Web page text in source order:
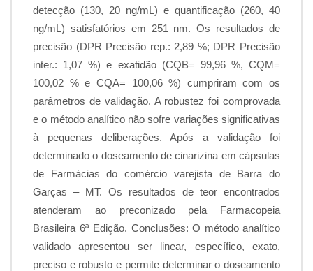
detecção (130, 20 ng/mL) e quantificação (260, 40
ng/mL) satisfatórios em 251 nm. Os resultados de
precisão (DPR Precisão rep.: 2,89 %; DPR Precisão
inter.: 1,07 %) e exatidão (CQB= 99,96 %, CQM=
100,02 % e CQA= 100,06 %) cumpriram com os
parâmetros de validação. A robustez foi comprovada
e o método analítico não sofre variações significativas
à pequenas deliberações. Após a validação foi
determinado o doseamento de cinarizina em cápsulas
de Farmácias do comércio varejista de Barra do
Garças – MT. Os resultados de teor encontrados
atenderam ao preconizado pela Farmacopeia
Brasileira 6ª Edição. Conclusões: O método analítico
validado apresentou ser linear, específico, exato,
preciso e robusto e permite determinar o doseamento